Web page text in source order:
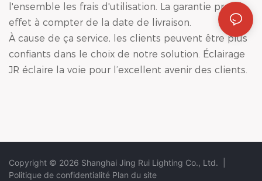
l'ensemble les frais d'utilisation. La garantie prend
effet à compter de la date de livraison.
À cause de ça service, les clients peuvent être plus
confiants dans le choix de notre solution. Éclairage
JR éclaire la voie pour l’excellent avenir des clients.
Copyright © 2026 Shanghai Jing Rui Lighting Co., Ltd.
Politique de confidentialité Plan du site